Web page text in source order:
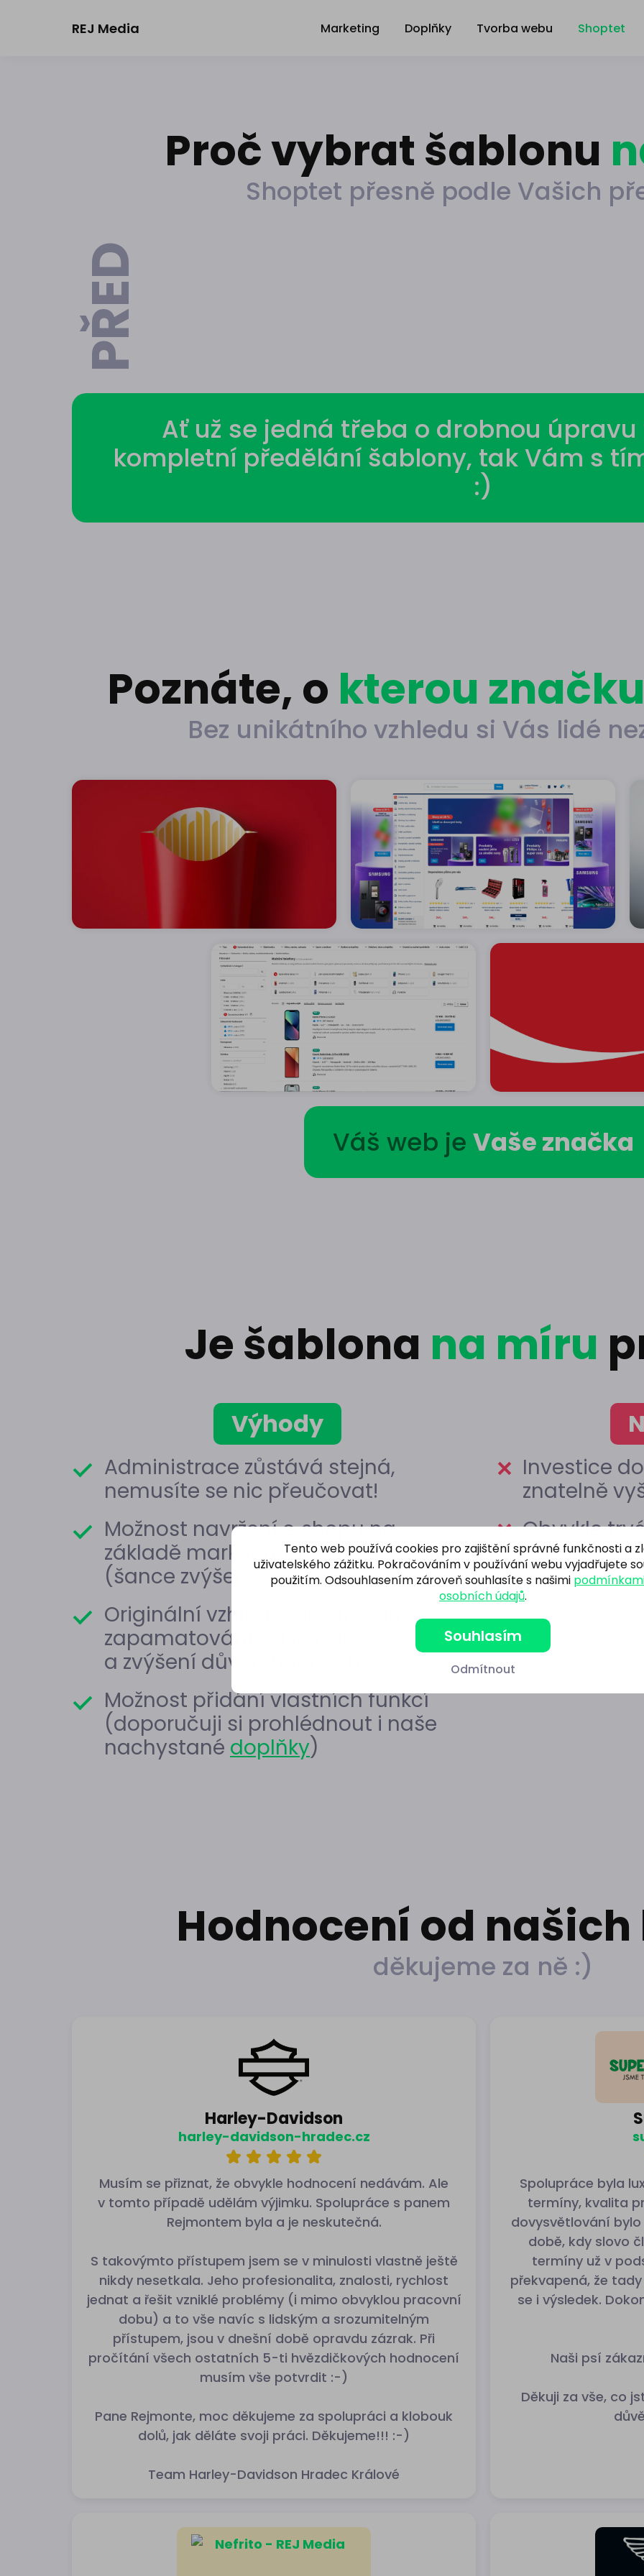
REJ Media Marketing Doplňky Tvorba webu Shoptet
Proč vybrat šablonu
Shoptet přesně podle Vašich
Ať už se jedná třeba o drobnou
kompletní předělání šablony, tak Vám s
:)
Poznáte, o kterou značku
Bez unikátního vzhledu si Vás lidé
Váš web je Vaše značka
Je šablona na míru
Výhody
Administrace zůstává stejná,
nemusíte se nic přeučovat!
Možnost navržení e‑shopu na
základě marketingových strategií
(šance zvýšení konverzí)
Originální vzhled – docílíte tím
zapamatování Vaší značky
a zvýšení důveryhodnosti
Možnost přidání vlastních funkcí
(doporučuji si prohlédnout i naše
nachystané doplňky)
Investice
znatelně
Obvykle
Hodnocení od
děkujeme za ně :)
Harley-Davidson
harley-davidson-hradec.cz
Musím se přiznat, že obvykle hodnocení nedávám. Ale
v tomto případě udělám výjimku. Spolupráce s panem
Rejmontem byla a je neskutečná.
S takovýmto přístupem jsem se v minulosti vlastně ještě
nikdy nesetkala. Jeho profesionalita, znalosti, rychlost
jednat a řešit vzniklé problémy (i mimo obvyklou pracovní
dobu) a to vše navíc s lidským a srozumitelným
přístupem, jsou v dnešní době opravdu zázrak. Při
pročítání všech ostatních 5-ti hvězdičkových hodnocení
musím vše potvrdit :-)
Pane Rejmonte, moc děkujeme za spolupráci a klobouk
dolů, jak děláte svoji práci. Děkujeme!!! :-)
Team Harley-Davidson Hradec Králové
Spolupráce byla
termíny, kvalita
dovysvětlování
době, kdy slovo
termíny už v
překvapená, že
se i výsledek.
Naši psí
Děkuji za vše, co
Tento web používá cookies pro zajištění správné funkčnosti a
uživatelského zážitku. Pokračováním v používání webu vyjadřujete
použitím. Odsouhlasením zároveň souhlasíte s našimi
osobních údajů.
Odmítnout
Souhlasím